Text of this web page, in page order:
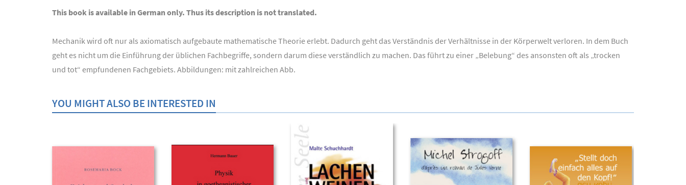
This book is available in German only. Thus its description is not translated.
Mechanik wird oft nur als axiomatisch aufgebaute mathematische Theorie erlebt. Dadurch geht das Verständnis der Verhältnisse in der Körperwelt verloren. In dem Buch
geht es nicht um die Einführung der üblichen Fachbegriffe, sondern darum diese verständlich zu machen. Das führt zu einer „Belebung“ des ansonsten oft als „trocken
und tot“ empfundenen Fachgebiets. Abbildungen: mit zahlreichen Abb.
YOU MIGHT ALSO BE INTERESTED IN